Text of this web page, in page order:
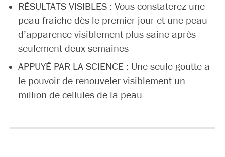
RÉSULTATS VISIBLES : Vous constaterez une
peau fraîche dès le premier jour et une peau
d’apparence visiblement plus saine après
seulement deux semaines
APPUYÉ PAR LA SCIENCE : Une seule goutte a
le pouvoir de renouveler visiblement un
million de cellules de la peau